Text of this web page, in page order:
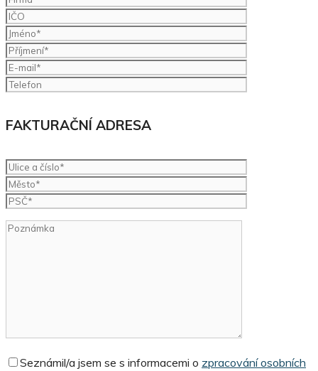
FAKTURAČNÍ ADRESA
Seznámil/a jsem se s informacemi o zpracování osobních